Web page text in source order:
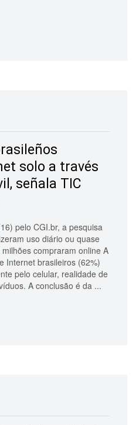
solo a través
señala TIC
pelo CGI.br, a pesquisa
uso diário ou quase
compraram online A
Internet brasileiros (62%)
pelo celular, realidade de
A conclusão é da ...